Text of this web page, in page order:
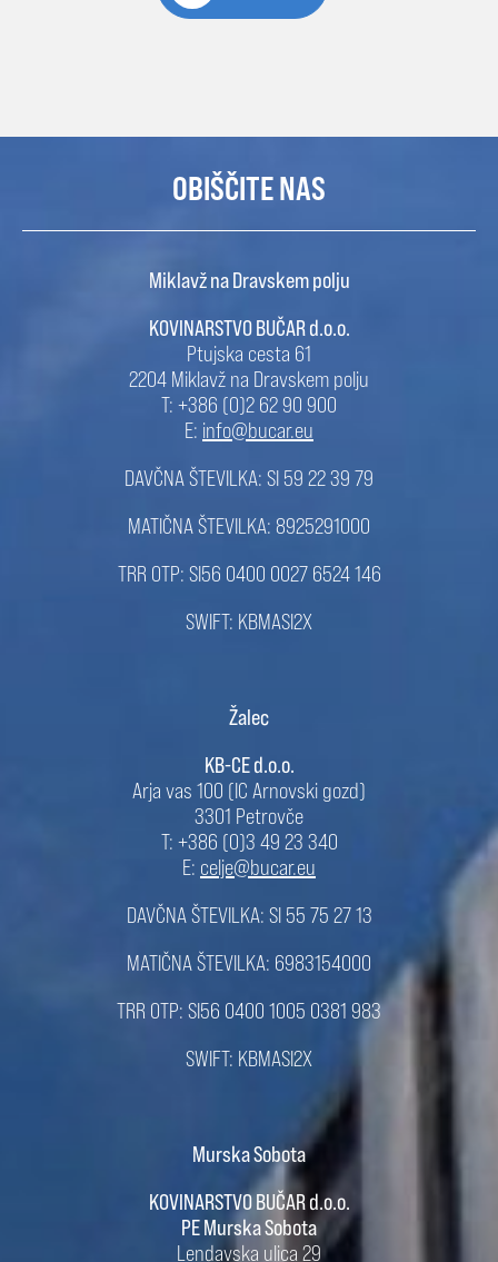
OBIŠČITE NAS
Miklavž na Dravskem polju
KOVINARSTVO BUČAR d.o.o.
Ptujska cesta 61
2204 Miklavž na Dravskem polju
T: +386 (0)2 62 90 900
E: info@bucar.eu
DAVČNA ŠTEVILKA: SI 59 22 39 79
MATIČNA ŠTEVILKA: 8925291000
TRR OTP: SI56 0400 0027 6524 146
SWIFT: KBMASI2X
Žalec
KB-CE d.o.o.
Arja vas 100 (IC Arnovski gozd)
3301 Petrovče
T: +386 (0)3 49 23 340
E: celje@bucar.eu
DAVČNA ŠTEVILKA: SI 55 75 27 13
MATIČNA ŠTEVILKA: 6983154000
TRR OTP: SI56 0400 1005 0381 983
SWIFT: KBMASI2X
Murska Sobota
KOVINARSTVO BUČAR d.o.o.
PE Murska Sobota
Lendavska ulica 29